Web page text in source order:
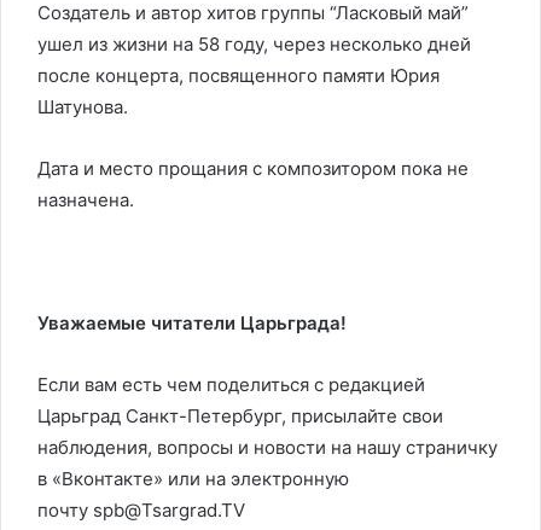
Создатель и автор хитов группы “Ласковый май”
ушел из жизни на 58 году, через несколько дней
после концерта, посвященного памяти Юрия
Шатунова.
Дата и место прощания с композитором пока не
назначена.
Уважаемые читатели Царьграда!
Если вам есть чем поделиться с редакцией
Царьград Санкт-Петербург, присылайте свои
наблюдения, вопросы и новости на нашу страничку
в «Вконтакте» или на электронную
почту spb@Tsargrad.TV